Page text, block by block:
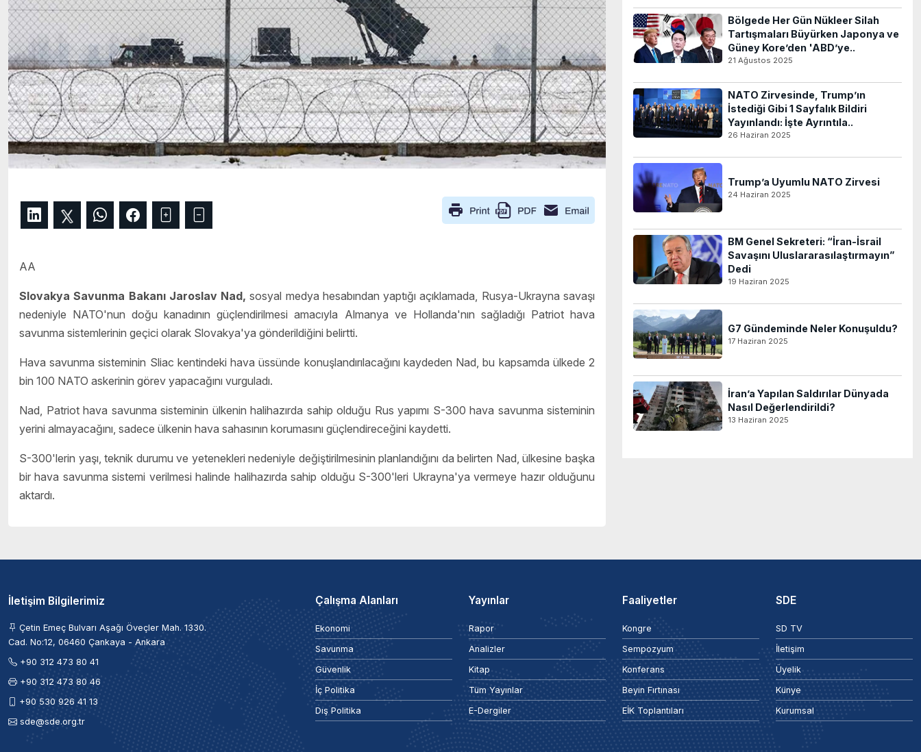
AA
Slovakya Savunma Bakanı Jaroslav Nad, sosyal medya hesabından yaptığı açıklamada, Rusya-Ukrayna savaşı
nedeniyle NATO'nun doğu kanadının güçlendirilmesi amacıyla Almanya ve Hollanda'nın sağladığı Patriot hava
savunma sistemlerinin geçici olarak Slovakya'ya gönderildiğini belirtti.
Hava savunma sisteminin Sliac kentindeki hava üssünde konuşlandırılacağını kaydeden Nad, bu kapsamda ülkede 2
bin 100 NATO askerinin görev yapacağını vurguladı.
Nad, Patriot hava savunma sisteminin ülkenin halihazırda sahip olduğu Rus yapımı S-300 hava savunma sisteminin
yerini almayacağını, sadece ülkenin hava sahasının korumasını güçlendireceğini kaydetti.
S-300'lerin yaşı, teknik durumu ve yetenekleri nedeniyle değiştirilmesinin planlandığını da belirten Nad, ülkesine başka
bir hava savunma sistemi verilmesi halinde halihazırda sahip olduğu S-300'leri Ukrayna'ya vermeye hazır olduğunu
aktardı.
Bölgede Her Gün Nükleer Silah
Tartışmaları Büyürken Japonya ve
Güney Kore’den 'ABD’ye..
21 Ağustos 2025
NATO Zirvesinde, Trump’ın
İstediği Gibi 1 Sayfalık Bildiri
Yayınlandı: İşte Ayrıntıla..
26 Haziran 2025
Trump’a Uyumlu NATO Zirvesi
24 Haziran 2025
BM Genel Sekreteri: “İran-İsrail
Savaşını Uluslararasılaştırmayın”
Dedi
19 Haziran 2025
G7 Gündeminde Neler Konuşuldu?
17 Haziran 2025
İran’a Yapılan Saldırılar Dünyada
Nasıl Değerlendirildi?
13 Haziran 2025
İletişim Bilgilerimiz
Çetin Emeç Bulvarı Aşağı Öveçler Mah. 1330.
Cad. No:12, 06460 Çankaya - Ankara
+90 312 473 80 41
+90 312 473 80 46
+90 530 926 41 13
sde@sde.org.tr
Çalışma Alanları
Ekonomi
Savunma
Güvenlik
İç Politika
Dış Politika
Yayınlar
Rapor
Analizler
Kitap
Tüm Yayınlar
E-Dergiler
Faaliyetler
Kongre
Sempozyum
Konferans
Beyin Fırtınası
EİK Toplantıları
SDE
SD TV
İletişim
Üyelik
Künye
Kurumsal